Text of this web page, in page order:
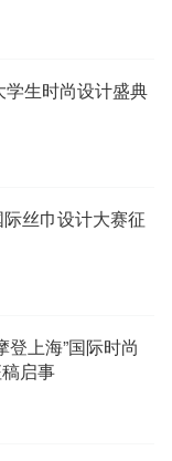
生时尚设计盛典
际丝巾设计大赛征
登上海”国际时尚
启事